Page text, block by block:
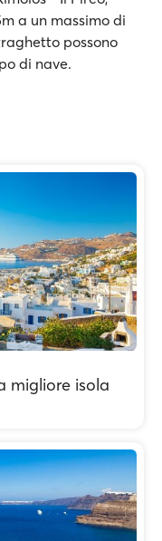
a un massimo di
possono
di nave.
migliore isola